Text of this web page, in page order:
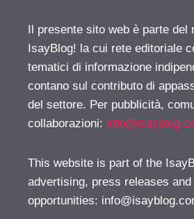
Il presente sito web è parte del
IsayBlog! la cui rete editoriale
tematici di informazione
contano sul contributo di
del settore. Per pubblicità,
collaborazioni:
This website is part of the
advertising, press releases and
opportunities: